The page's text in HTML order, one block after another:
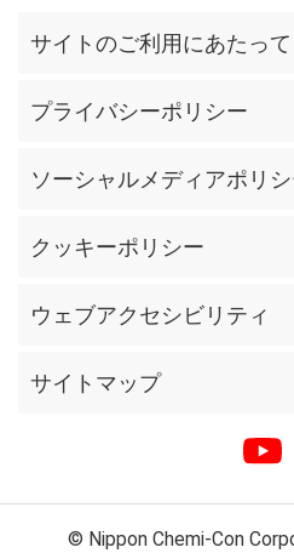
サイトのご利用にあたって
プライバシーポリシー
ソーシャルメディアポリ
クッキーポリシー
ウェブアクセシビリティ
サイトマップ
© Nippon Chemi-Con